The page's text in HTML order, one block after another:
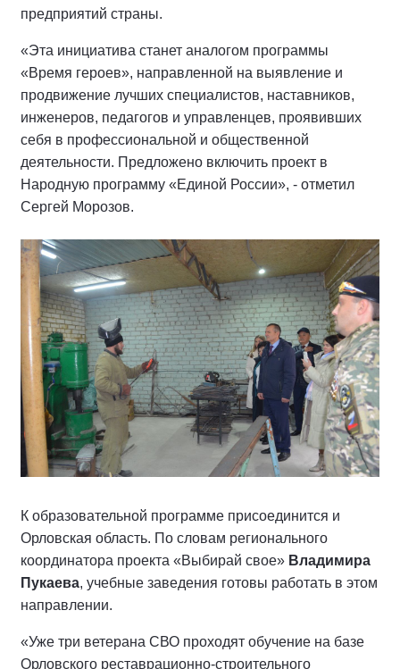
предприятий страны.
«Эта инициатива станет аналогом программы
«Время героев», направленной на выявление и
продвижение лучших специалистов, наставников,
инженеров, педагогов и управленцев, проявивших
себя в профессиональной и общественной
деятельности. Предложено включить проект в
Народную программу «Единой России», - отметил
Сергей Морозов.
К образовательной программе присоединится и
Орловская область. По словам регионального
координатора проекта «Выбирай свое» Владимира
Пукаева, учебные заведения готовы работать в этом
направлении.
«Уже три ветерана СВО проходят обучение на базе
Орловского реставрационно-строительного